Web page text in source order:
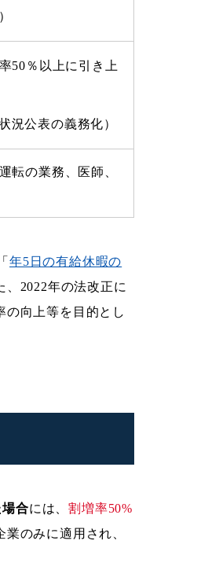
50％以上に引き上
況公表の義務化）
転の業務、医師、
年5日の有給休暇の
、2022年の法改正に
の向上等を目的とし
合には、割増率50%
のみに適用され、